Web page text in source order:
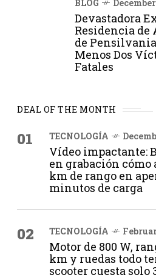
BLOG
Devastadora
Residencia de
de
Menos Dos
Fatales
DEAL OF THE MONTH
01 TECNOLOGÍA
Vídeo impactante:
en grabación cómo
km de rango en
minutos de carga
02 TECNOLOGÍA
Motor de 800 W,
km y ruedas todo
scooter cuesta solo